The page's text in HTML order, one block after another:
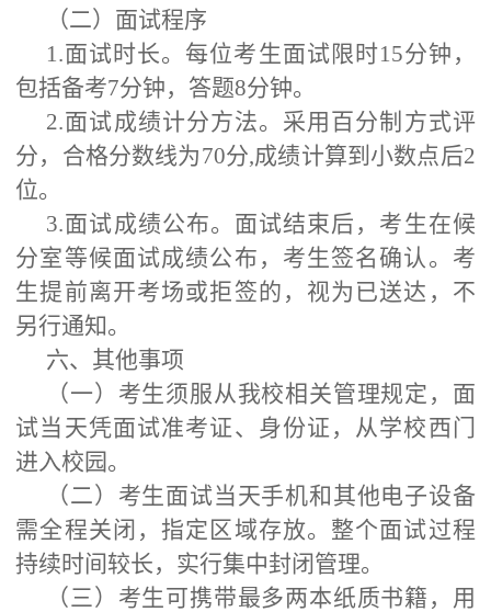
（二）面试程序
1.面试时长。每位考生面试限时15分钟，
包括备考7分钟，答题8分钟。
2.面试成绩计分方法。采用百分制方式评
分，合格分数线为70分,成绩计算到小数点后2
位。
3.面试成绩公布。面试结束后，考生在候
分室等候面试成绩公布，考生签名确认。考
生提前离开考场或拒签的，视为已送达，不
另行通知。
六、其他事项
（一）考生须服从我校相关管理规定，面
试当天凭面试准考证、身份证，从学校西门
进入校园。
（二）考生面试当天手机和其他电子设备
需全程关闭，指定区域存放。整个面试过程
持续时间较长，实行集中封闭管理。
（三）考生可携带最多两本纸质书籍，用